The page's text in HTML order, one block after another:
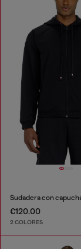
€120.00
2 COLORES